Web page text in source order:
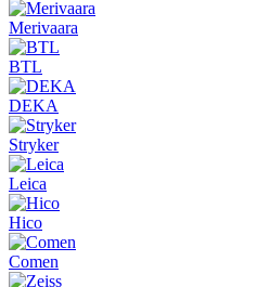
Merivaara
BTL
DEKA
Stryker
Leica
Hico
Comen